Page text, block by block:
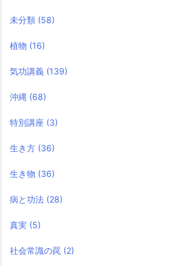
未分類 (58)
植物 (16)
気功講義 (139)
沖縄 (68)
特別講座 (3)
生き方 (36)
生き物 (36)
病と功法 (28)
真実 (5)
社会常識の罠 (2)